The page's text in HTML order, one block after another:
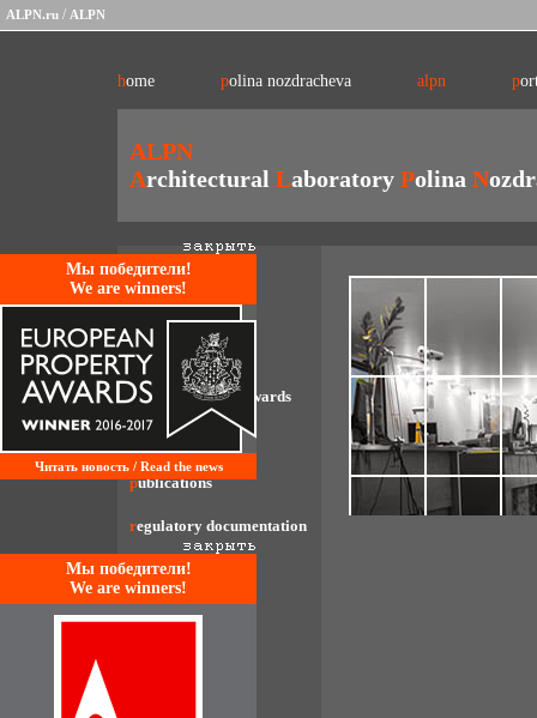
Mы победители!
We are winners!
Читать новость / Read the news
Mы победители!
We are winners!
ALPN.ru / ALPN
home polina nozdracheva alpn
ALPN
Architectural Laboratory Polina N
alpn philosophy
typology
team
exhibitions and rewards
portfolio
publications
regulatory documentation